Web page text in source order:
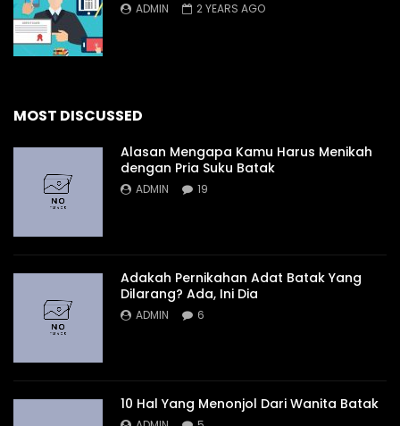
ADMIN 2 YEARS AGO
MOST DISCUSSED
Alasan Mengapa Kamu Harus Menikah
dengan Pria Suku Batak
ADMIN 19
Adakah Pernikahan Adat Batak Yang
Dilarang? Ada, Ini Dia
ADMIN 6
10 Hal Yang Menonjol Dari Wanita Batak